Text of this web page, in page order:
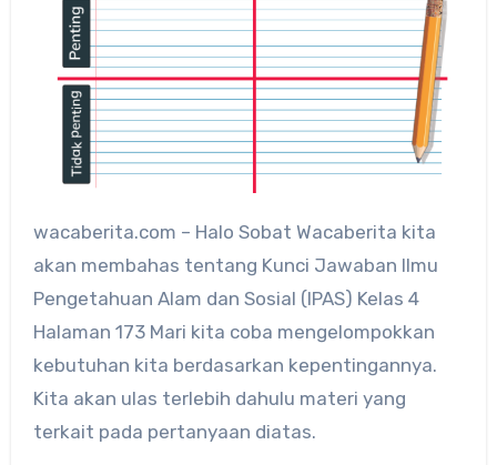
wacaberita.com – Halo Sobat Wacaberita kita
akan membahas tentang Kunci Jawaban Ilmu
Pengetahuan Alam dan Sosial (IPAS) Kelas 4
Halaman 173 Mari kita coba mengelompokkan
kebutuhan kita berdasarkan kepentingannya.
Kita akan ulas terlebih dahulu materi yang
terkait pada pertanyaan diatas.